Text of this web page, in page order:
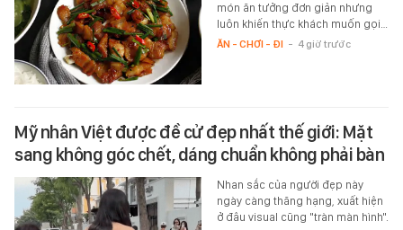
món ăn tưởng đơn giản nhưng
luôn khiến thực khách muốn gọi…
ĂN - CHƠI - ĐI - 4 giờ trước
Mỹ nhân Việt được đề cử đẹp nhất thế giới: Mặt
sang không góc chết, dáng chuẩn không phải bàn
Nhan sắc của người đẹp này
ngày càng thăng hạng, xuất hiện
ở đâu visual cũng "tràn màn hình".